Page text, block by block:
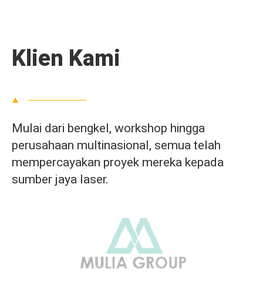
Klien Kami
Mulai dari bengkel, workshop hingga
perusahaan multinasional, semua telah
mempercayakan proyek mereka kepada
sumber jaya laser.